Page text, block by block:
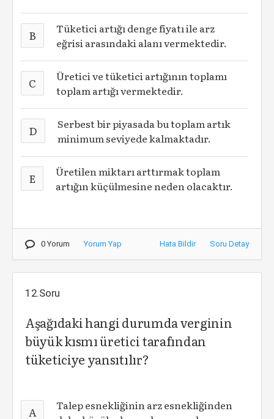
B
Tüketici artığı denge fiyatı ile arz
eğrisi arasındaki alanı vermektedir.
C
Üretici ve tüketici artığının toplamı
toplam artığı vermektedir.
D
Serbest bir piyasada bu toplam artık
minimum seviyede kalmaktadır.
E
Üretilen miktarı arttırmak toplam
artığın küçülmesine neden olacaktır.
0 Yorum Yorum Yap Hata Bildir Soru Detay
12.Soru
Aşağıdaki hangi durumda verginin
büyük kısmı üretici tarafından
tüketiciye yansıtılır?
A
Talep esnekliğinin arz esnekliğinden